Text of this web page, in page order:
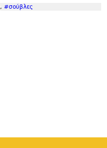
, #σούβλες